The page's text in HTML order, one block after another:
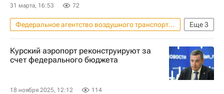
31 марта, 16:53 72
Еще3
Федеральное агентство воздушного транспорта (Росавиация)
Москва
Гидрометцентр
Земельные участки
Курский аэропорт реконструируют за
счет федерального бюджета
18 ноября 2025, 12:12 114